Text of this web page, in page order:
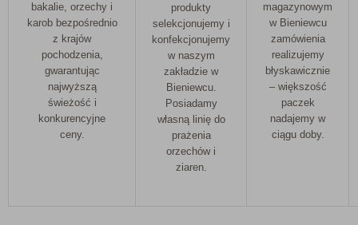
bakalie, orzechy i
karob bezpośrednio
z krajów
pochodzenia,
gwarantując
najwyższą
świeżość i
konkurencyjne
ceny.
produkty
selekcjonujemy i
konfekcjonujemy
w naszym
zakładzie w
Bieniewcu.
Posiadamy
własną linię do
prażenia
orzechów i
ziaren.
magazynowym
w Bieniewcu
zamówienia
realizujemy
błyskawicznie
– większość
paczek
nadajemy w
ciągu doby.